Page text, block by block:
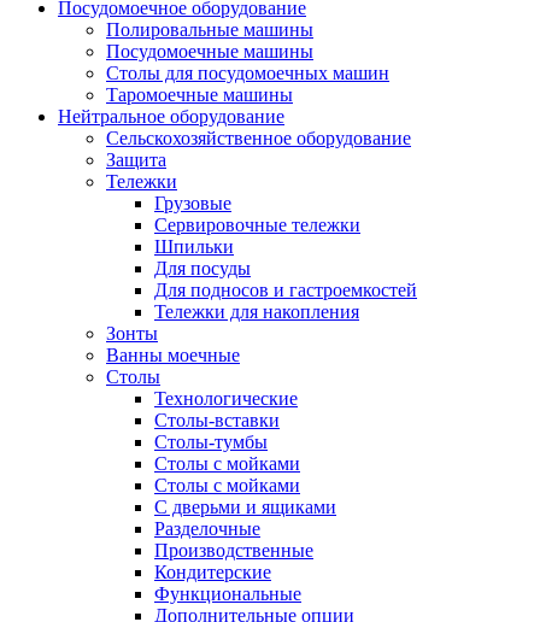
Посудомоечное оборудование
Полировальные машины
Посудомоечные машины
Столы для посудомоечных машин
Таромоечные машины
Нейтральное оборудование
Сельскохозяйственное оборудование
Защита
Тележки
Грузовые
Сервировочные тележки
Шпильки
Для посуды
Для подносов и гастроемкостей
Тележки для накопления
Зонты
Ванны моечные
Столы
Технологические
Столы-вставки
Столы-тумбы
Столы с мойками
Столы с мойками
С дверьми и ящиками
Разделочные
Производственные
Кондитерские
Функциональные
Дополнительные опции